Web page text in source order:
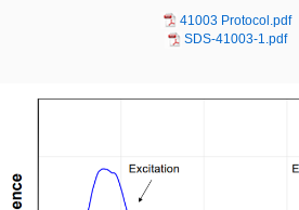
41003 Protocol.pdf
SDS-41003-1.pdf